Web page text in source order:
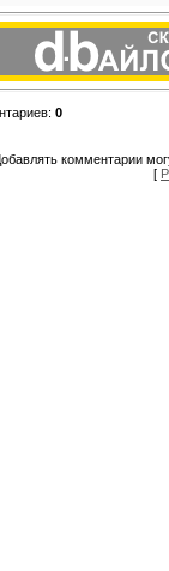
: 0
комментарии
[